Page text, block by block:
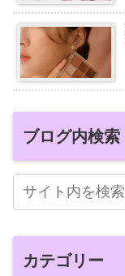
ブログ内検索
カテゴリー